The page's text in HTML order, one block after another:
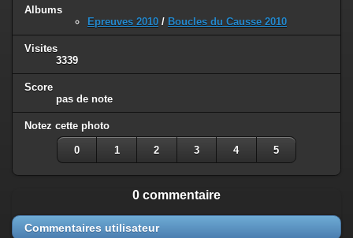
Albums
Epreuves 2010 / Boucles du Causse 2010
Visites
3339
Score
pas de note
Notez cette photo
0 1 2 3 4 5
0 commentaire
Commentaires utilisateur